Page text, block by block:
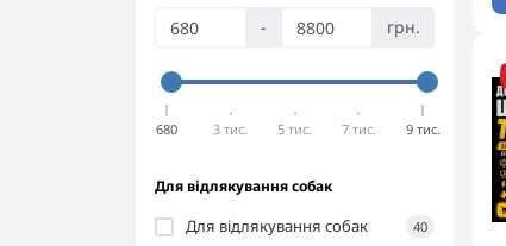
- грн.
680 3 тис. 5 тис. 7 тис. 9 тис.
Для відлякування собак
Для відлякування собак 40